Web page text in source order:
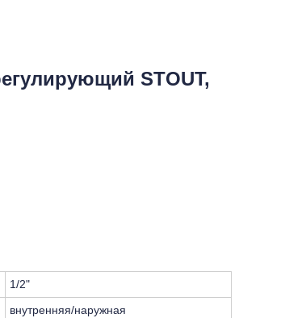
STOUT,
1/2"
внутренняя/наружная